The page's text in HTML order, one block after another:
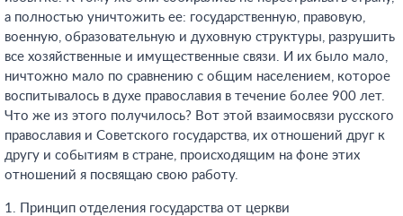
а полностью уничтожить ее: государственную, правовую,
военную, образовательную и духовную структуры, разрушить
все хозяйственные и имущественные связи. И их было мало,
ничтожно мало по сравнению с общим населением, которое
воспитывалось в духе православия в течение более 900 лет.
Что же из этого получилось? Вот этой взаимосвязи русского
православия и Советского государства, их отношений друг к
другу и событиям в стране, происходящим на фоне этих
отношений я посвящаю свою работу.
1. Принцип отделения государства от церкви